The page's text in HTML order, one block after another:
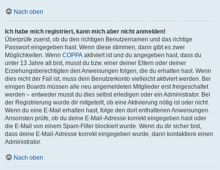
Nach oben
Ich habe mich registriert, kann mich aber nicht anmelden!
Überprüfe zuerst, ob du den richtigen Benutzernamen und das richtige
Passwort eingegeben hast. Wenn diese stimmen, dann gibt es zwei
Möglichkeiten. Wenn COPPA aktiviert ist und du angegeben hast, dass du
unter 13 Jahre alt bist, musst du bzw. einer deiner Eltern oder deiner
Erziehungsberechtigten den Anweisungen folgen, die du erhalten hast. Wenn
dies nicht der Fall ist, muss dein Benutzerkonto vielleicht aktiviert werden. Bei
einigen Boards müssen alle neu angemeldeten Mitglieder erst freigeschaltet
werden – entweder musst du dies selbst erledigen oder ein Administrator. Bei
der Registrierung wurde dir mitgeteilt, ob eine Aktivierung nötig ist oder nicht.
Wenn du eine E-Mail erhalten hast, folge den dort enthaltenen Anweisungen.
Ansonsten prüfe, ob du deine E-Mail-Adresse korrekt eingegeben hast oder
die E-Mail von einem Spam-Filter blockiert wurde. Wenn du dir sicher bist,
dass deine E-Mail-Adresse korrekt eingegeben wurde, dann kontaktiere einen
Administrator.
Nach oben